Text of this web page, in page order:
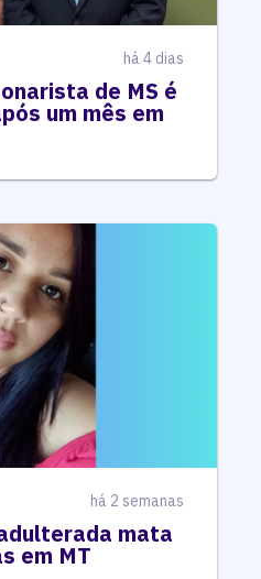
há 4 dias
de MS é
um mês em
há 2 semanas
mata
em MT